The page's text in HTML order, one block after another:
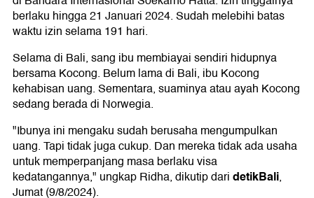
berlaku hingga 21 Januari 2024. Sudah melebihi batas
waktu izin selama 191 hari.
Selama di Bali, sang ibu membiayai sendiri hidupnya
bersama Kocong. Belum lama di Bali, ibu Kocong
kehabisan uang. Sementara, suaminya atau ayah Kocong
sedang berada di Norwegia.
"Ibunya ini mengaku sudah berusaha mengumpulkan
uang. Tapi tidak juga cukup. Dan mereka tidak ada usaha
untuk memperpanjang masa berlaku visa
kedatangannya," ungkap Ridha, dikutip daridetikBali,
Jumat (9/8/2024).